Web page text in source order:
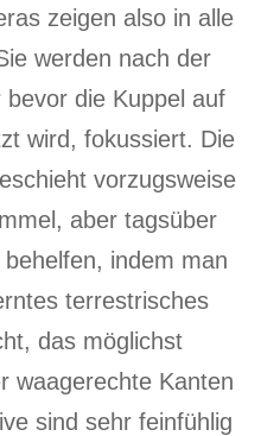
zeigen also in alle
werden nach der
die Kuppel auf
wird, fokussiert. Die
vorzugsweise
aber tagsüber
indem man
terrestrisches
das möglichst
waagerechte Kanten
sind sehr feinfühlig